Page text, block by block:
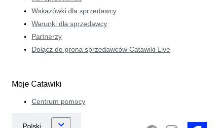
Wskazówki dla sprzedawcy
Warunki dla sprzedawcy
Partnerzy
Dołącz do grona sprzedawców Catawiki Live
Moje Catawiki
Centrum pomocy